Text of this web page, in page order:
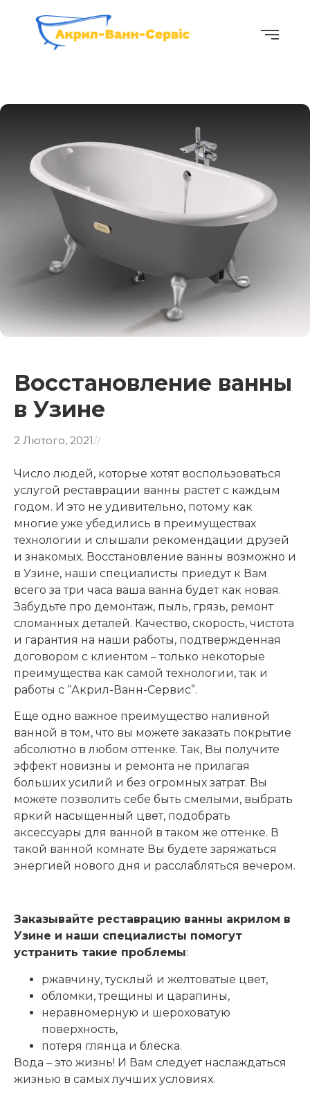
Восстановление ванны
в Узине
2 Лютого, 2021//
Число людей, которые хотят воспользоваться
услугой реставрации ванны растет с каждым
годом. И это не удивительно, потому как
многие уже убедились в преимуществах
технологии и слышали рекомендации друзей
и знакомых. Восстановление ванны возможно и
в Узине, наши специалисты приедут к Вам
всего за три часа ваша ванна будет как новая.
Забудьте про демонтаж, пыль, грязь, ремонт
сломанных деталей. Качество, скорость, чистота
и гарантия на наши работы, подтвержденная
договором с клиентом – только некоторые
преимущества как самой технологии, так и
работы с “Акрил-Ванн-Сервис”.
Еще одно важное преимущество наливной
ванной в том, что вы можете заказать покрытие
абсолютно в любом оттенке. Так, Вы получите
эффект новизны и ремонта не прилагая
больших усилий и без огромных затрат. Вы
можете позволить себе быть смелыми, выбрать
яркий насыщенный цвет, подобрать
аксессуары для ванной в таком же оттенке. В
такой ванной комнате Вы будете заряжаться
энергией нового дня и расслабляться вечером.
Заказывайте реставрацию ванны акрилом в
Узине и наши специалисты помогут
устранить такие проблемы:
ржавчину, тусклый и желтоватые цвет,
обломки, трещины и царапины,
неравномерную и шероховатую
поверхность,
потеря глянца и блеска.
Вода – это жизнь! И Вам следует наслаждаться
жизнью в самых лучших условиях.